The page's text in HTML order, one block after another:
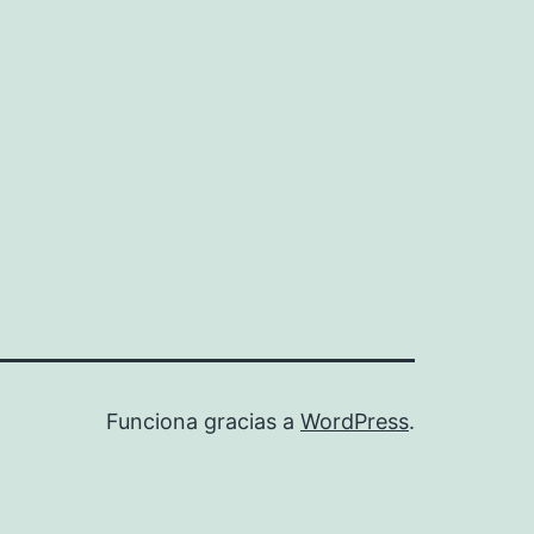
Funciona gracias a WordPress.